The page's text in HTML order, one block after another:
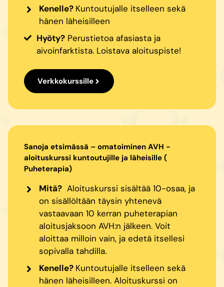
Kenelle? Kuntoutujalle itselleen sekä
hänen läheisilleen
Hyöty? Perustietoa afasiasta ja
aivoinfarktista. Loistava aloituspiste!
Verkkokurssille
Sanoja etsimässä – omatoiminen AVH -
aloituskurssi kuntoutujille ja läheisille (
Puheterapia)
Mitä? Aloituskurssi sisältää 10-osaa, ja
on sisällöltään täysin yhtenevä
vastaavaan 10 kerran puheterapian
aloitusjaksoon AVH:n jälkeen. Voit
aloittaa milloin vain, ja edetä itsellesi
sopivalla tahdilla.
Kenelle? Kuntoutujalle itselleen sekä
hänen läheisilleen. Aloituskurssi on